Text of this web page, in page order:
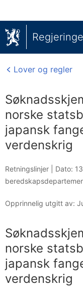
Lover og regler
norske
japansk
verdenskrig
Retningslinjer | Dato:
Opprinnelig utgitt av:
norske
japansk
verdenskrig